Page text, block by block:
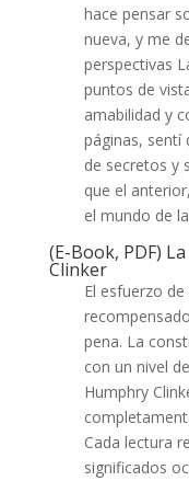
hace pensar
nueva, y me
perspectivas
puntos de
amabilidad y
páginas, sentí
de secretos y
que el
el mundo de
(E-Book, PDF)
Clinker
El esfuerzo
pena. La
con un nivel
Humphry
Cada lectura
significados